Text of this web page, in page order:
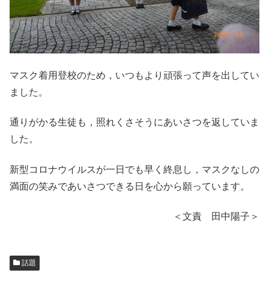
マスク着用登校のため，いつもより頑張って声を出してい
ました。
通りがかる生徒も，照れくさそうにあいさつを返していま
した。
新型コロナウイルスが一日でも早く終息し，マスクなしの
満面の笑みであいさつできる日を心から願っています。
＜文責 田中陽子＞
話題